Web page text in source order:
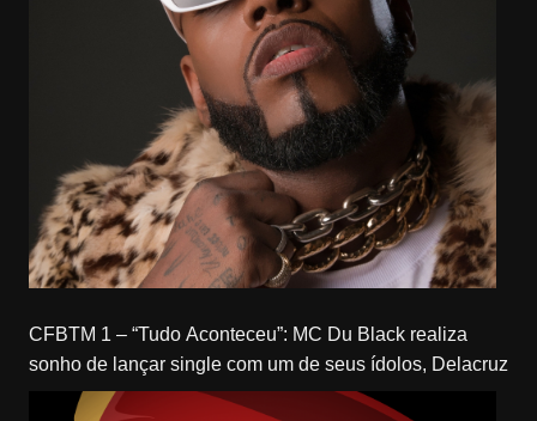
CFBTM 1 – “Tudo Aconteceu”: MC Du Black realiza
sonho de lançar single com um de seus ídolos, Delacruz